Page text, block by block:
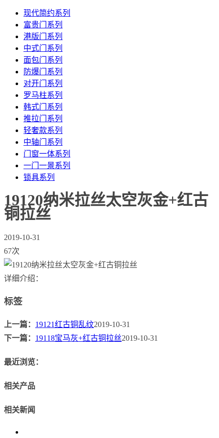
现代简约系列
富贵门系列
港版门系列
中式门系列
面包门系列
防爆门系列
对开门系列
罗马柱系列
韩式门系列
推拉门系列
轻奢款系列
中轴门系列
门窗一体系列
一门一景系列
锁具系列
19120纳米拉丝太空灰金+红古
铜拉丝
2019-10-31
67次
详细介绍：
标签
上一篇： 19121红古铜乱纹2019-10-31
下一篇： 19118宝马灰+红古铜拉丝2019-10-31
最近浏览：
相关产品
相关新闻